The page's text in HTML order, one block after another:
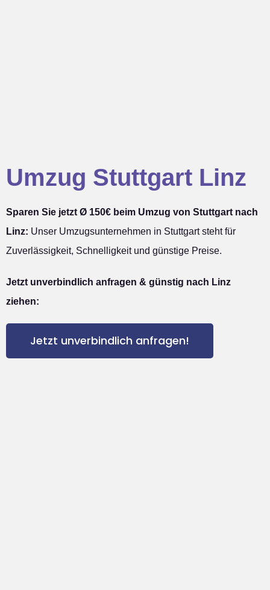
Umzug Stuttgart Linz
Sparen Sie jetzt Ø 150€ beim Umzug von Stuttgart nach
Linz: Unser Umzugsunternehmen in Stuttgart steht für
Zuverlässigkeit, Schnelligkeit und günstige Preise.
Jetzt unverbindlich anfragen & günstig nach Linz
ziehen:
Jetzt unverbindlich anfragen!